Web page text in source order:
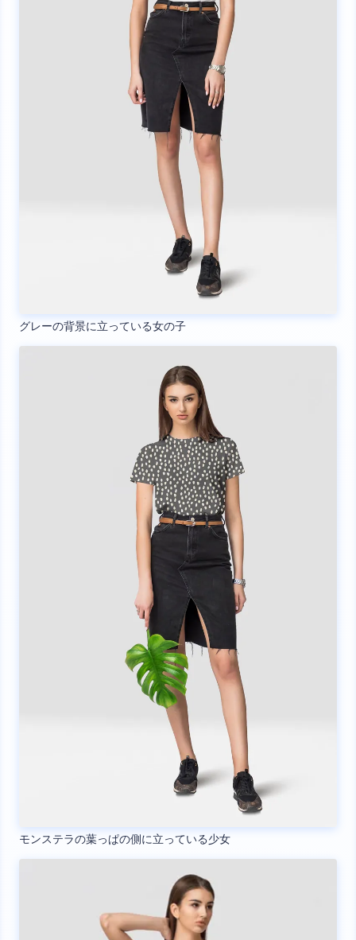
グレーの背景に立っている女の子
モンステラの葉っぱの側に立っている少女